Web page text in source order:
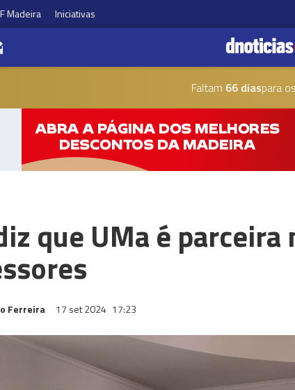
Madeira Iniciativas
Faltam 66 diaspara os
que UMa é
Ferreira 17 set 2024 17:23